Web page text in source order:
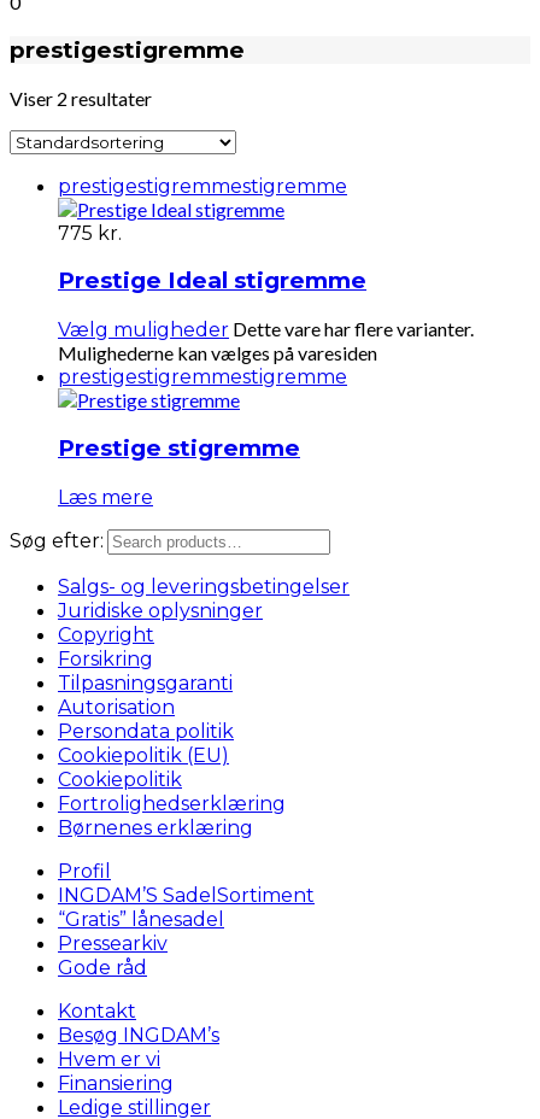
prestigestigremme
Viser 2 resultater
prestigestigremmestigremme
775 kr.
Prestige Ideal stigremme
Vælg muligheder Dette vare har flere varianter.
Mulighederne kan vælges på varesiden
prestigestigremmestigremme
Prestige stigremme
Læs mere
Søg efter:
Salgs- og leveringsbetingelser
Juridiske oplysninger
Copyright
Forsikring
Tilpasningsgaranti
Autorisation
Persondata politik
Cookiepolitik (EU)
Cookiepolitik
Fortrolighedserklæring
Børnenes erklæring
Profil
INGDAM’S SadelSortiment
“Gratis” lånesadel
Pressearkiv
Gode råd
Kontakt
Besøg INGDAM’s
Hvem er vi
Finansiering
Ledige stillinger